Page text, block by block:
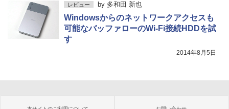
レビュー by 多和田 新也
Windowsからのネットワークアクセスも
可能なバッファローのWi-Fi接続HDDを試
す
2014年8月5日